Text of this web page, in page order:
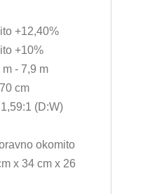
+12,40%
+10%
- 7,9 m
cm
(D:W)
okomito
x 34 cm x 26